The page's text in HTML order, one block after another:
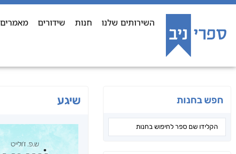
השירותים שלנו חנות שידורים מאמרים
חפש בחנות שיגע